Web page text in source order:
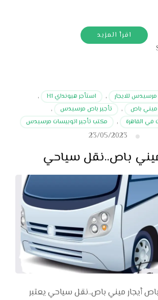
اقرأ المزيد
للايجار , استأجر هيونداي H1
,
ميني باص
, تأجير باص مرسيدس
,
في القاهرة
, مكتب تأجير اتوبيسات مرسيدس
23/05/2023
ميني باص..نقل سياحي
أيجار ميني باص..نقل سياحي يعتبر